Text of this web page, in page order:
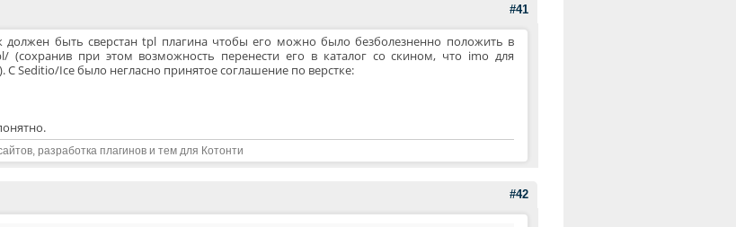
#41
должен быть сверстан tpl плагина чтобы его можно было безболезненно положить в
(сохранив при этом возможность перенести его в каталог со скином, что imo для
С Seditio/Ice было негласно принятое соглашение по верстке:
разработка плагинов и тем для Котонти
#42